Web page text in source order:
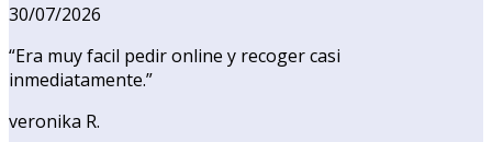
30/07/2026
“Era muy facil pedir online y recoger casi
inmediatamente.”
veronika R.